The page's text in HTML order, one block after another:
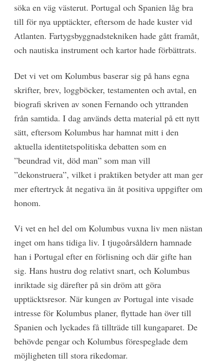
söka en väg västerut. Portugal och Spanien låg bra
till för nya upptäckter, eftersom de hade kuster vid
Atlanten. Fartygsbyggnadstekniken hade gått framåt,
och nautiska instrument och kartor hade förbättrats.
Det vi vet om Kolumbus baserar sig på hans egna
skrifter, brev, loggböcker, testamenten och avtal, en
biografi skriven av sonen Fernando och yttranden
från samtida. I dag används detta material på ett nytt
sätt, eftersom Kolumbus har hamnat mitt i den
aktuella identitetspolitiska debatten som en
”beundrad vit, död man” som man vill
”dekonstruera”, vilket i praktiken betyder att man ger
mer eftertryck åt negativa än åt positiva uppgifter om
honom.
Vi vet en hel del om Kolumbus vuxna liv men nästan
inget om hans tidiga liv. I tjugoårsåldern hamnade
han i Portugal efter en förlisning och där gifte han
sig. Hans hustru dog relativt snart, och Kolumbus
inriktade sig därefter på sin dröm att göra
upptäcktsresor. När kungen av Portugal inte visade
intresse för Kolumbus planer, flyttade han över till
Spanien och lyckades få tillträde till kungaparet. De
behövde pengar och Kolumbus förespeglade dem
möjligheten till stora rikedomar.